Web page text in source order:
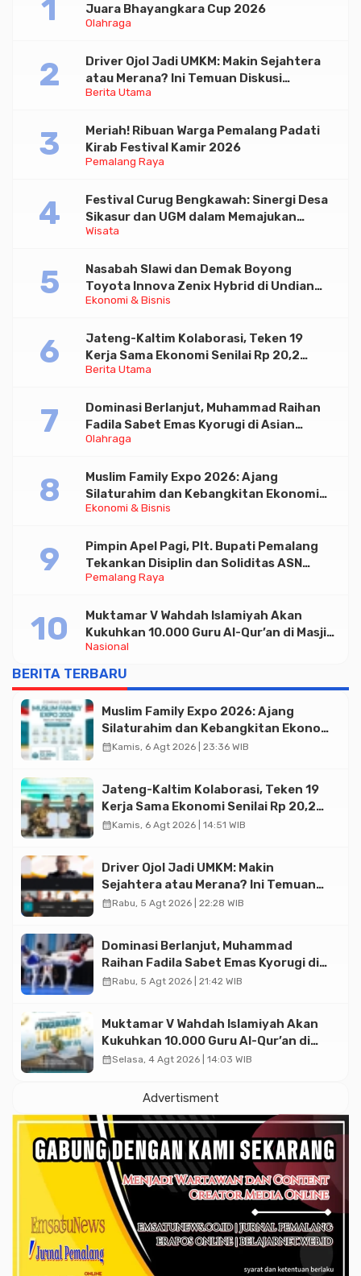
Olahraga
Juara Bhayangkara Cup 2026
Berita Utama
Driver Ojol Jadi UMKM: Makin Sejahtera
atau Merana? Ini Temuan Diskusi
Paramadina
Pemalang Raya
Meriah! Ribuan Warga Pemalang Padati
Kirab Festival Kamir 2026
Wisata
Festival Curug Bengkawah: Sinergi Desa
Sikasur dan UGM dalam Memajukan
Wisata serta UMKM Lokal
Ekonomi & Bisnis
Nasabah Slawi dan Demak Boyong
Toyota Innova Zenix Hybrid di Undian
Tabungan Bima Bank Jateng
Berita Utama
Jateng-Kaltim Kolaborasi, Teken 19
Kerja Sama Ekonomi Senilai Rp 20,2
Triliun
Olahraga
Dominasi Berlanjut, Muhammad Raihan
Fadila Sabet Emas Kyorugi di Asian
Taekwondo Indonesia Open 2026
Ekonomi & Bisnis
Muslim Family Expo 2026: Ajang
Silaturahim dan Kebangkitan Ekonomi
Halal di Jakarta
Pemalang Raya
Pimpin Apel Pagi, Plt. Bupati Pemalang
Tekankan Disiplin dan Soliditas ASN
untuk Pelayanan Publik
Nasional
Muktamar V Wahdah Islamiyah Akan
Kukuhkan 10.000 Guru Al-Qur’an di Masjid
Istiqlal
BERITA TERBARU
Muslim Family Expo 2026: Ajang
Silaturahim dan Kebangkitan Ekonomi
Halal di Jakarta
calendar_monthKamis, 6 Agt 2026 | 23:36 WIB
Jateng-Kaltim Kolaborasi, Teken 19
Kerja Sama Ekonomi Senilai Rp 20,2
Triliun
calendar_monthKamis, 6 Agt 2026 | 14:51 WIB
Driver Ojol Jadi UMKM: Makin
Sejahtera atau Merana? Ini Temuan
Diskusi Paramadina
calendar_monthRabu, 5 Agt 2026 | 22:28 WIB
Dominasi Berlanjut, Muhammad
Raihan Fadila Sabet Emas Kyorugi di
Asian Taekwondo Indonesia Open
calendar_monthRabu, 5 Agt 2026 | 21:42 WIB
Muktamar V Wahdah Islamiyah Akan
Kukuhkan 10.000 Guru Al-Qur’an di
Masjid Istiqlal
calendar_monthSelasa, 4 Agt 2026 | 14:03 WIB
Advertisment